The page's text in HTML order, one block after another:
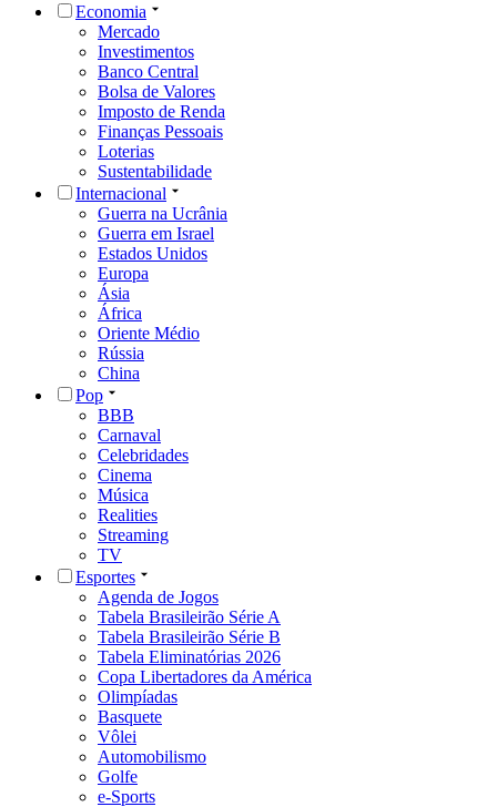
Economia
Mercado
Investimentos
Banco Central
Bolsa de Valores
Imposto de Renda
Finanças Pessoais
Loterias
Sustentabilidade
Internacional
Guerra na Ucrânia
Guerra em Israel
Estados Unidos
Europa
Ásia
África
Oriente Médio
Rússia
China
Pop
BBB
Carnaval
Celebridades
Cinema
Música
Realities
Streaming
TV
Esportes
Agenda de Jogos
Tabela Brasileirão Série A
Tabela Brasileirão Série B
Tabela Eliminatórias 2026
Copa Libertadores da América
Olimpíadas
Basquete
Vôlei
Automobilismo
Golfe
e-Sports